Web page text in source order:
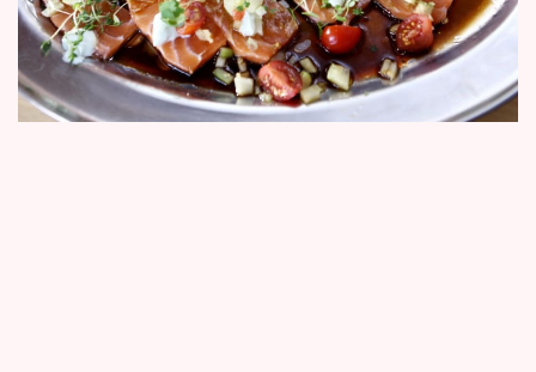
Sledujte prima+
Filmový festival Karlovy Vary